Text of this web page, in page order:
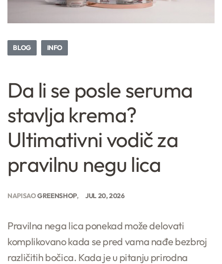
BLOG INFO
Da li se posle seruma
stavlja krema?
Ultimativni vodič za
pravilnu negu lica
NAPISAOGREENSHOP JUL 20, 2026
Pravilna nega lica ponekad može delovati
komplikovano kada se pred vama nađe bezbroj
različitih bočica. Kada je u pitanju prirodna